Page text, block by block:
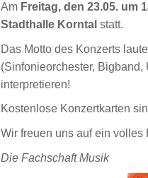
Am Freitag, den 23.05. um
Stadthalle Korntal statt.
Das Motto des Konzerts
(Sinfonieorchester, Bigband,
interpretieren!
Kostenlose Konzertkarten
Wir freuen uns auf ein volles
Die Fachschaft Musik